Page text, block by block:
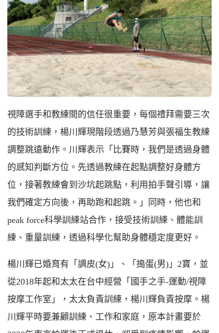
視障選手和教練間的信任很重要，每個禮拜需要三次
的技術訓練，楊川輝現階段透過乃慧芳與張福生教練
調整跳遠動作。川輝表示「比賽時，我們是透過身體
的感知判斷方位。先透過教練在起點調整好身體方
位，接著教練會到沙坑起跳點，利用拍手聲引導，讓
我們確定方向後，再助跑和起跳。」同時，他也和
peak force科學訓練站合作，接受技術訓練、體能訓
練、重量訓練，透過科學化幫助身體穩定度更好。
楊川輝已婚育有「調皮(女)」、「搗蛋(男)」2寶，並
從2018年起和太太在台中經營「國手之手-運動/視障
按摩工作室」，太太負責訓練，楊川輝負責按摩。楊
川輝平時要兼顧訓練、工作和家庭，原本計畫要於